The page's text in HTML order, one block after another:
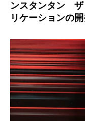
ンスタンタン ザ
リケーションの